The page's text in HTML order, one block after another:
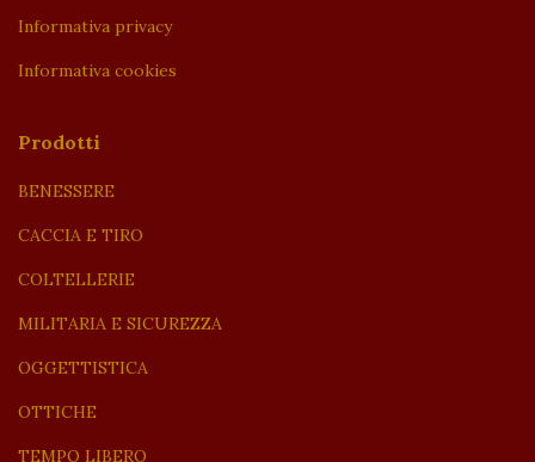
Informativa privacy
Informativa cookies
Prodotti
BENESSERE
CACCIA E TIRO
COLTELLERIE
MILITARIA E SICUREZZA
OGGETTISTICA
OTTICHE
TEMPO LIBERO